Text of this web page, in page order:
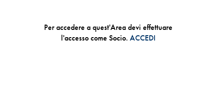
Per accedere a quest'Area devi effettuare
l'accesso come Socio.ACCEDI